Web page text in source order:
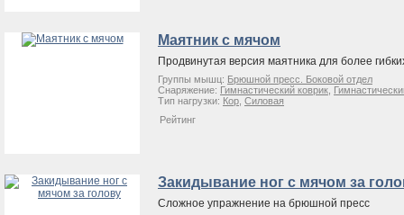
Маятник с мячом
Продвинутая версия маятника для более
Группы мышц: Брюшной пресс. Боковой отдел
Снаряжение: Гимнастический коврик
Тип нагрузки: Кор Силовая
Рейтинг
Закидывание ног с мячом за
Сложное упражнение на брюшной пресс